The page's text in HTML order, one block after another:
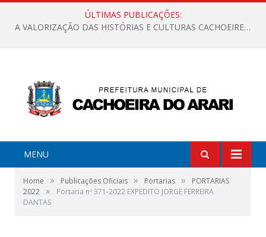
ÚLTIMAS PUBLICAÇÕES:
A VALORIZAÇÃO DAS HISTÓRIAS E CULTURAS CACHOEIRENSES
MENU
Home » Publicações Oficiais » Portarias »
PORTARIAS
2022 »
Portaria nº 371-2022 EXPEDITO JORGE FERREIRA
DANTAS